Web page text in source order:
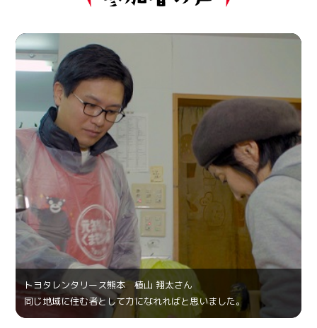
トヨタレンタリース熊本 植山 翔太さん
同じ地域に住む者として力になれればと思いました。